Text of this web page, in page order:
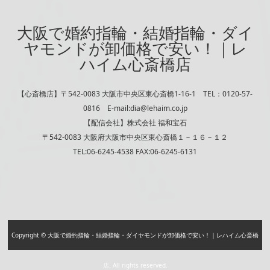
大阪で婚約指輪・結婚指輪・ダイ
ヤモンドが卸価格で安い！｜レ
ハイム心斎橋店
【心斎橋店】〒542-0083 大阪市中央区東心斎橋1-16-1 TEL：0120-57-
0816 E-mail:dia@lehaim.co.jp
【配信会社】株式会社 福和宝石
〒542-0083 大阪府大阪市中央区東心斎橋１－１６－１２
TEL:06-6245-4538 FAX:06-6245-6131
Copyright © 大阪で婚約指輪・結婚指輪・ダイヤモンドが卸価格で安い！｜レハイム心斎橋
店. All rights reserved.